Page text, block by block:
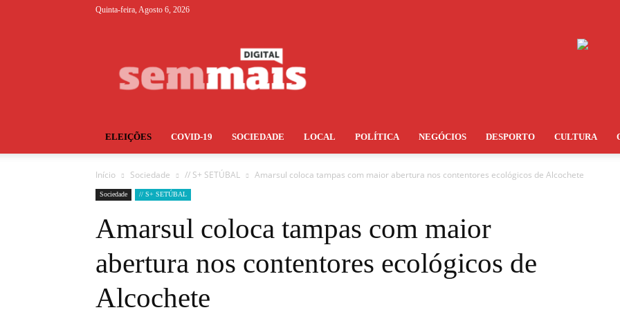
Quinta-feira, Agosto 6, 2026
ELEIÇÕES COVID-19 SOCIEDADE LOCAL POLÍTICA NEGÓCIOS DESPORTO CULTURA
Início Sociedade // S+ SETÚBAL Amarsul coloca tampas com maior abertura nos contentores ecológicos de Alcochete
Sociedade // S+ SETÚBAL
Amarsul coloca tampas com maior
abertura nos contentores ecológicos de
Alcochete